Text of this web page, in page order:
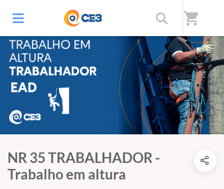
shopping_cart
NR 35 TRABALHADOR -
Trabalho em altura